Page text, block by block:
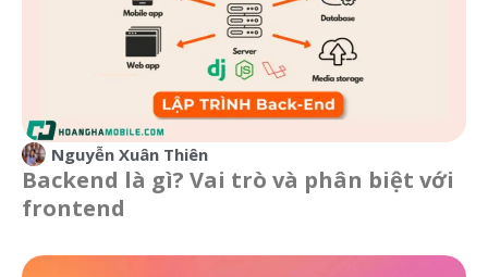
Nguyễn Xuân Thiên
Backend là gì? Vai trò và phân biệt với
frontend